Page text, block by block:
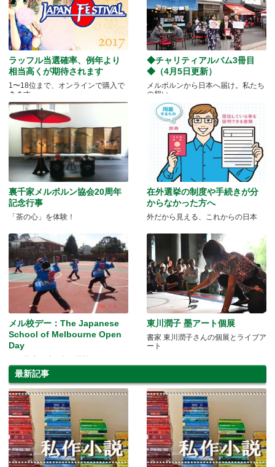
ラッフル当選確率、例年より
相当高くが期待されます
1〜18位まで、オンラインで購入で
きます
◆チャリティアルバム3冊目
◆（4月5日更新）
メルボルンから日本へ届け。私たち
の想い
裏千家メルボルン協会20周年
記念行事
「茶の心」を体験！
在外選挙の制度や手続きが分
からなかった方へ
外だから見える、これからの日本
メル校デー：The Japanese
School of Melbourne Open
Day
メル校生の晴れ姿が微笑ましい一
日。笑顔あふれるメル校デー！
東川潤子 墨アート個展
書家 東川潤子さんの個展とライブア
ート
最新記事